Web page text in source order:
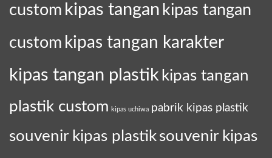
custom kipas tangan kipas tangan
custom kipas tangan karakter
kipas tangan plastik kipas tangan
plastik custom kipas uchiwa pabrik kipas plastik
souvenir kipas plastiksouvenir kipas